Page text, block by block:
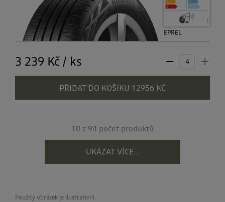
EPREL
3 239 Kč / ks
PŘIDAT DO KOŠÍKU 12956 KČ
10 z 94 počet produktů
UKÁZAT VÍCE...
Použitý obrázek je ilustrativní.